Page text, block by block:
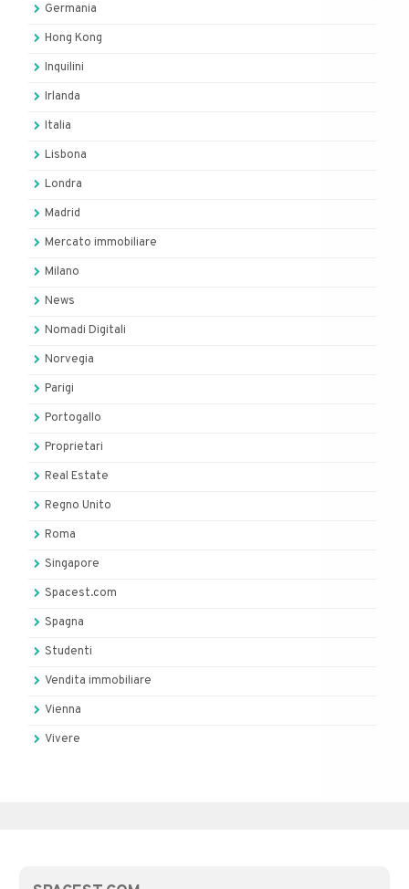
Germania
Hong Kong
Inquilini
Irlanda
Italia
Lisbona
Londra
Madrid
Mercato immobiliare
Milano
News
Nomadi Digitali
Norvegia
Parigi
Portogallo
Proprietari
Real Estate
Regno Unito
Roma
Singapore
Spacest.com
Spagna
Studenti
Vendita immobiliare
Vienna
Vivere